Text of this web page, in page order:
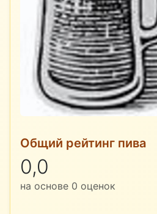
Общий рейтинг пива
0,0
на основе 0 оценок